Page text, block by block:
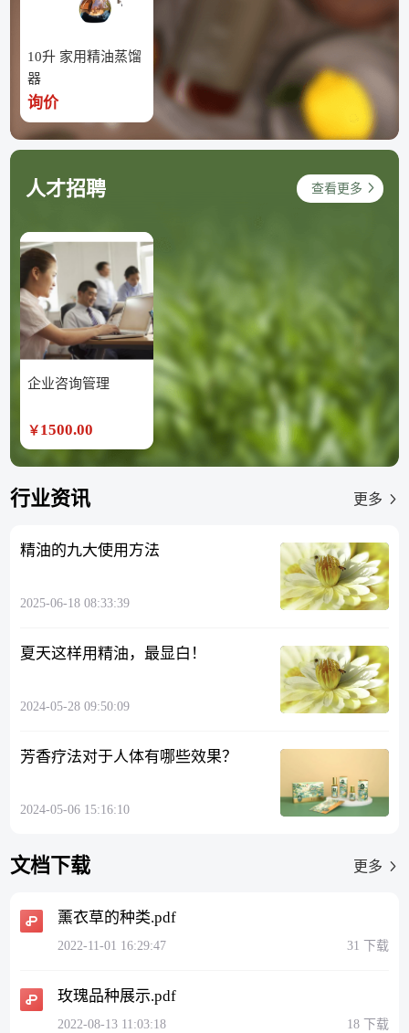
10升 家用精油蒸馏
器
询价
人才招聘 查看更多
企业咨询管理
￥ 1500.00
行业资讯 更多
精油的九大使用方法
2025-06-18 08:33:39
夏天这样用精油，最显白！
2024-05-28 09:50:09
芳香疗法对于人体有哪些效果？
2024-05-06 15:16:10
文档下载 更多
薰衣草的种类.pdf
2022-11-01 16:29:47 31 下载
玫瑰品种展示.pdf
2022-08-13 11:03:18 18 下载